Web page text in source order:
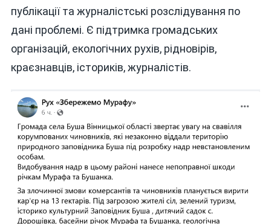
публікації та журналістські розслідування по
дані проблемі. Є підтримка громадських
організацій, екологічних рухів, рідновірів,
краєзнавців, істориків, журналістів.